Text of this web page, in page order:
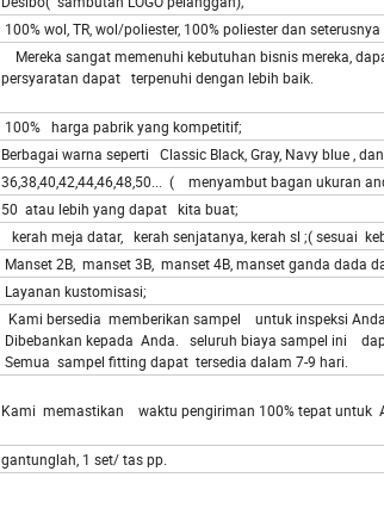
100% wol, TR, wol/poliester, 100% poliester dan seterusnya
Mereka sangat memenuhi kebutuhan bisnis mereka,
persyaratan dapat terpenuhi dengan lebih baik.
100% harga pabrik yang kompetitif;
Berbagai warna seperti Classic Black, Gray, Navy blue ,
36,38,40,42,44,46,48,50... ( menyambut bagan ukuran
50 atau lebih yang dapat kita buat;
kerah meja datar, kerah senjatanya, kerah sl ;( sesuai
Manset 2B, manset 3B, manset 4B, manset ganda dada
Layanan kustomisasi;
Kami bersedia memberikan sampel untuk inspeksi
Dibebankan kepada Anda. seluruh biaya sampel ini
Semua sampel fitting dapat tersedia dalam 7-9 hari.
Kami memastikan waktu pengiriman 100% tepat
gantunglah, 1 set/ tas pp.